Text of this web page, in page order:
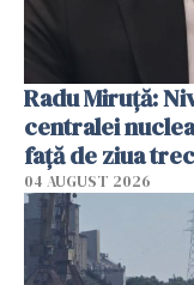
Radu Miruţă:
centralei
faţă de ziua
04 AUGUST 2026